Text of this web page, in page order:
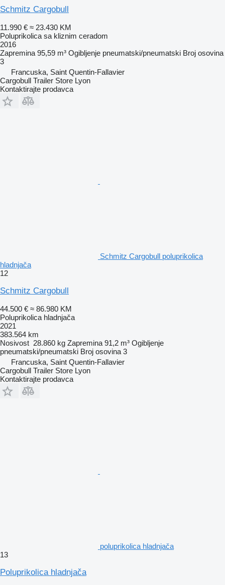
Schmitz Cargobull
11.990 € ≈ 23.430 KM
Poluprikolica sa kliznim ceradom
2016
Zapremina 95,59 m³ Ogibljenje pneumatski/pneumatski Broj osovina
3
Francuska, Saint Quentin-Fallavier
Cargobull Trailer Store Lyon
Kontaktirajte prodavca
Schmitz Cargobull poluprikolica
hladnjača
12
Schmitz Cargobull
44.500 € ≈ 86.980 KM
Poluprikolica hladnjača
2021
383.564 km
Nosivost 28.860 kg Zapremina 91,2 m³ Ogibljenje
pneumatski/pneumatski Broj osovina 3
Francuska, Saint Quentin-Fallavier
Cargobull Trailer Store Lyon
Kontaktirajte prodavca
poluprikolica hladnjača
13
Poluprikolica hladnjača